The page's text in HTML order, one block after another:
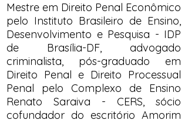
Mestre em Direito Penal Econômico
pelo Instituto Brasileiro de Ensino,
Desenvolvimento e Pesquisa - IDP
de Brasília-DF, advogado
criminalista, pós-graduado em
Direito Penal e Direito Processual
Penal pelo Complexo de Ensino
Renato Saraiva - CERS, sócio
cofundador do escritório Amorim